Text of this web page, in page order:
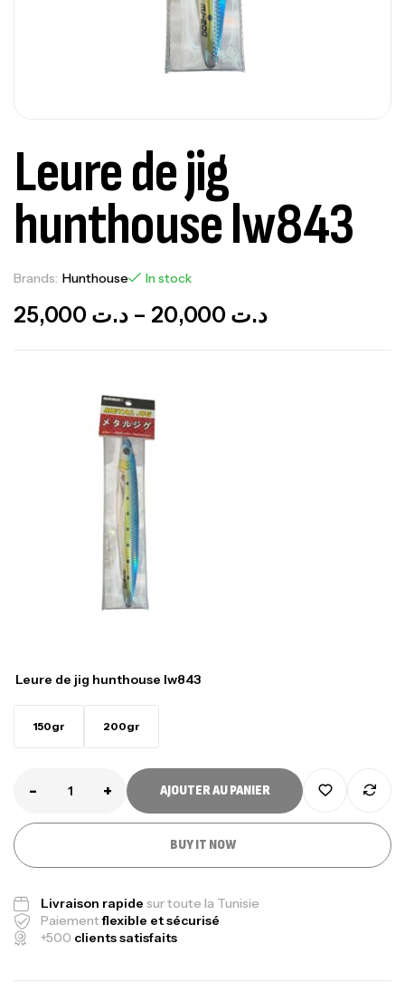
Leure de jig
hunthouse lw843
Brands: Hunthouse In stock
د.ت – د.ت
Leure de jig hunthouse lw843
150gr 200gr
- + AJOUTER AU PANIER
BUY IT NOW
Livraison rapide sur toute la Tunisie
Paiementflexible et sécurisé
+500 clients satisfaits